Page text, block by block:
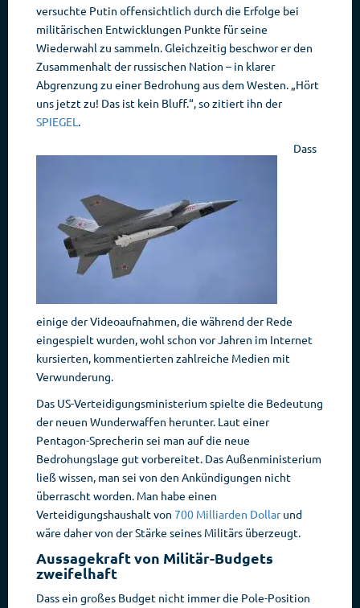
versuchte Putin offensichtlich durch die Erfolge bei
militärischen Entwicklungen Punkte für seine
Wiederwahl zu sammeln. Gleichzeitig beschwor er den
Zusammenhalt der russischen Nation – in klarer
Abgrenzung zu einer Bedrohung aus dem Westen. „Hört
uns jetzt zu! Das ist kein Bluff.“, so zitiert ihn der
SPIEGEL .
Dass
einige der Videoaufnahmen, die während der Rede
eingespielt wurden, wohl schon vor Jahren im Internet
kursierten, kommentierten zahlreiche Medien mit
Verwunderung.
Das US-Verteidigungsministerium spielte die Bedeutung
der neuen Wunderwaffen herunter. Laut einer
Pentagon-Sprecherin sei man auf die neue
Bedrohungslage gut vorbereitet. Das Außenministerium
ließ wissen, man sei von den Ankündigungen nicht
überrascht worden. Man habe einen
Verteidigungshaushalt von 700 Milliarden Dollarund
wäre daher von der Stärke seines Militärs überzeugt.
Aussagekraft von Militär-Budgets
zweifelhaft
Dass ein großes Budget nicht immer die Pole-Position